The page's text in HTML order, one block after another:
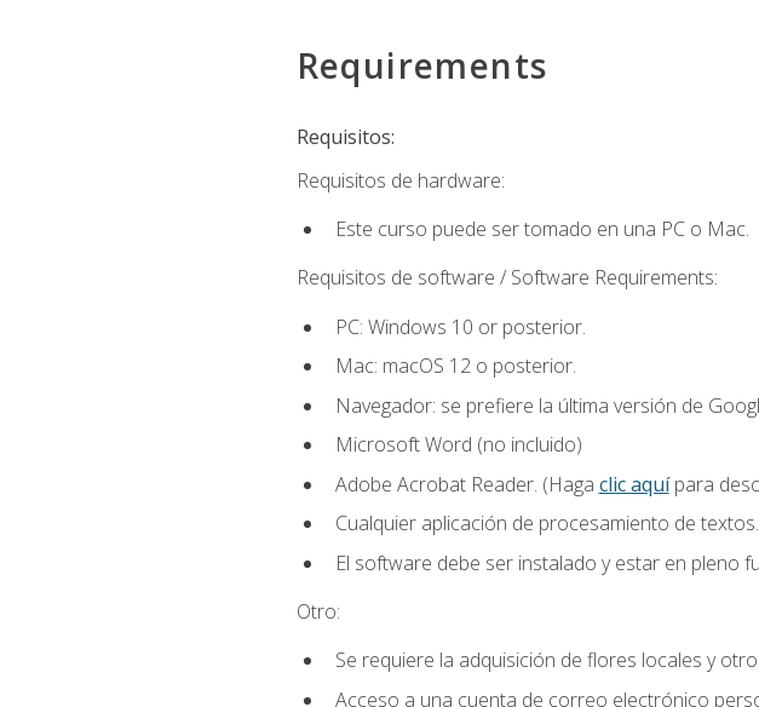
Requirements
Requisitos:
Requisitos de hardware:
Este curso puede ser tomado en una PC o Mac.
Requisitos de software / Software Requirements:
PC: Windows 10 or posterior.
Mac: macOS 12 o posterior.
Navegador: se prefiere la última versión de
Microsoft Word (no incluido)
Adobe Acrobat Reader. (Haga clic aquípara
Cualquier aplicación de procesamiento de textos.
El software debe ser instalado y estar en pleno
Otro:
Se requiere la adquisición de flores locales y
Acceso a una cuenta de correo electrónico